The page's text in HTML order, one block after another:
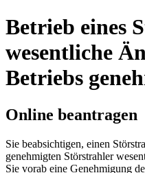
Betrieb eines
wesentliche
Betriebs
Online beantragen
Sie beabsichtigen, einen
genehmigten Störstrahler
Sie vorab eine Genehmigung